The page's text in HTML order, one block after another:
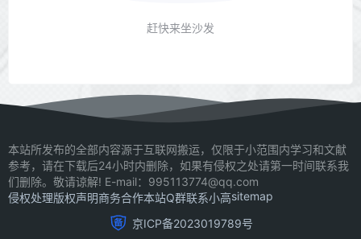
赶快来坐沙发
本站所发布的全部内容源于互联网搬运，仅限于小范围内学习和文献
参考，请在下载后24小时内删除，如果有侵权之处请第一时间联系我
们删除。敬请谅解! E-mail：995113774@qq.com
侵权处理版权声明商务合作本站Q群联系小高sitemap
京ICP备2023019789号